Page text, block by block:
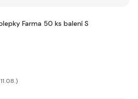
Farma 50 ks balení S